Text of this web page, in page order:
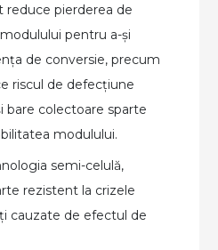
reduce pierderea de
pentru a-și
de conversie, precum
riscul de defecțiune
bare colectoare sparte
modulului.
semi-celulă,
rezistent la crizele
cauzate de efectul de